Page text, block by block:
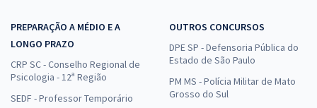
PREPARAÇÃO A MÉDIO E A
LONGO PRAZO
CRP SC - Conselho Regional de
Psicologia - 12ª Região
SEDF - Professor Temporário
OUTROS CONCURSOS
DPE SP - Defensoria Pública do
Estado de São Paulo
PM MS - Polícia Militar de Mato
Grosso do Sul